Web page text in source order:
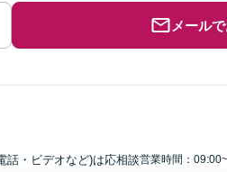
メール
話・ビデオなど)は応相談営業時間：